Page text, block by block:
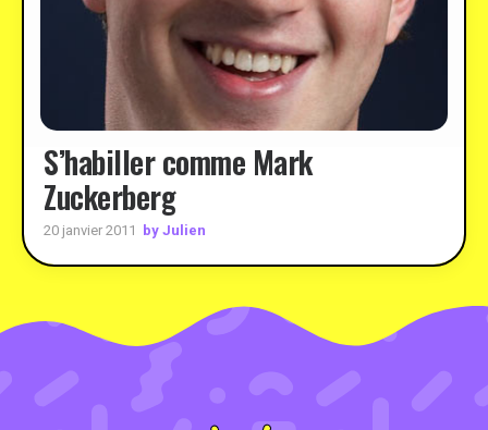
S’habiller comme Mark
Zuckerberg
20 janvier 2011 by Julien